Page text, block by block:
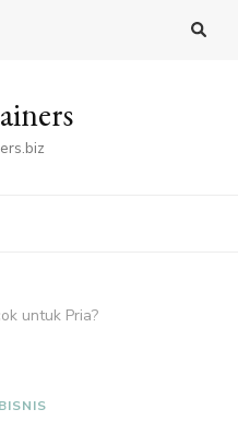
untuk Pria?
BISNIS